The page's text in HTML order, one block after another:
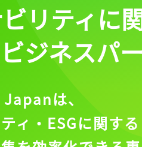
リティに
ジネスパ
は、
ィ・ESGに関する